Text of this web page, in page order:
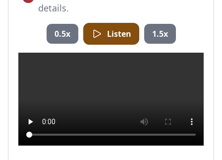
details.
0.5x Listen 1.5x